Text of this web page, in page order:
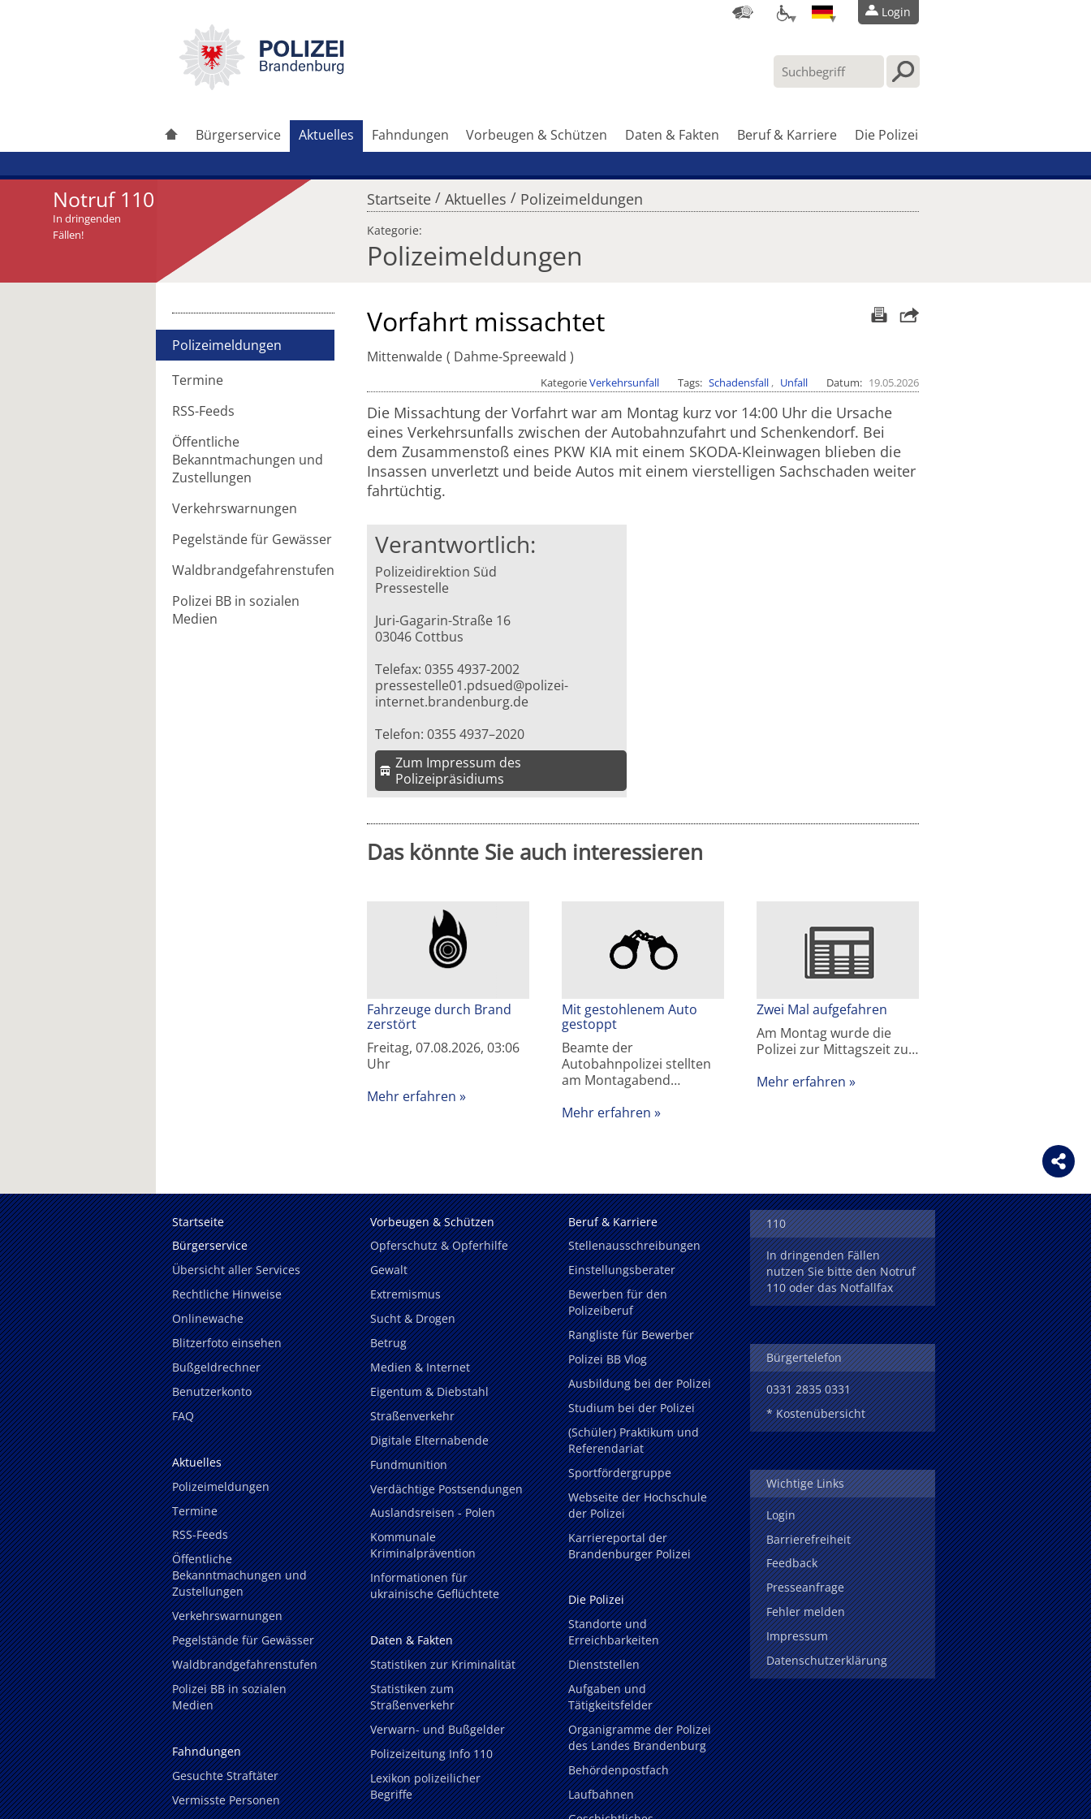
Login
Bürgerservice Aktuelles Fahndungen Vorbeugen & Schützen Daten & Fakten Beruf & Karriere Die Polizei
Notruf 110
In dringenden
Fällen!
Startseite / Aktuelles / Polizeimeldungen
Kategorie:
Polizeimeldungen
Polizeimeldungen
Termine
RSS-Feeds
Öffentliche
Bekanntmachungen und
Zustellungen
Verkehrswarnungen
Pegelstände für Gewässer
Waldbrandgefahrenstufen
Polizei BB in sozialen
Medien
Artikel weiterleiten Vorfahrt missachtet
Mittenwalde Dahme-Spreewald
KategorieVerkehrsunfall Tags Schadensfall Unfall Datum 19.05.2026
Die Missachtung der Vorfahrt war am Montag kurz vor 14:00 Uhr die Ursache
eines Verkehrsunfalls zwischen der Autobahnzufahrt und Schenkendorf. Bei
dem Zusammenstoß eines PKW KIA mit einem SKODA-Kleinwagen blieben die
Insassen unverletzt und beide Autos mit einem vierstelligen Sachschaden weiter
fahrtüchtig.
Verantwortlich:
Polizeidirektion Süd
Pressestelle
Juri-Gagarin-Straße 16
03046 Cottbus
Telefax: 0355 4937-2002
pressestelle01.pdsued@polizei-
internet.brandenburg.de
Telefon: 0355 4937–2020
Zum Impressum des
Polizeipräsidiums
Das könnte Sie auch interessieren
Fahrzeuge durch Brand
zerstört
Freitag, 07.08.2026, 03:06
Uhr
Mehr erfahren
Mit gestohlenem Auto
gestoppt
Beamte der
Autobahnpolizei stellten
am Montagabend…
Mehr erfahren
Zwei Mal aufgefahren
Am Montag wurde die
Polizei zur Mittagszeit zu…
Mehr erfahren
Startseite
Bürgerservice
Übersicht aller Services
Rechtliche Hinweise
Onlinewache
Blitzerfoto einsehen
Bußgeldrechner
Benutzerkonto
FAQ
Aktuelles
Polizeimeldungen
Termine
RSS-Feeds
Öffentliche
Bekanntmachungen und
Zustellungen
Verkehrswarnungen
Pegelstände für Gewässer
Waldbrandgefahrenstufen
Polizei BB in sozialen
Medien
Fahndungen
Gesuchte Straftäter
Vermisste Personen
Vorbeugen & Schützen
Opferschutz & Opferhilfe
Gewalt
Extremismus
Sucht & Drogen
Betrug
Medien & Internet
Eigentum & Diebstahl
Straßenverkehr
Digitale Elternabende
Fundmunition
Verdächtige Postsendungen
Auslandsreisen - Polen
Kommunale
Kriminalprävention
Informationen für
ukrainische Geflüchtete
Daten & Fakten
Statistiken zur Kriminalität
Statistiken zum
Straßenverkehr
Verwarn- und Bußgelder
Polizeizeitung Info 110
Lexikon polizeilicher
Begriffe
Beruf & Karriere
Stellenausschreibungen
Einstellungsberater
Bewerben für den
Polizeiberuf
Rangliste für Bewerber
Polizei BB Vlog
Ausbildung bei der Polizei
Studium bei der Polizei
(Schüler) Praktikum und
Referendariat
Sportfördergruppe
Webseite der Hochschule
der Polizei
Karriereportal der
Brandenburger Polizei
Die Polizei
Standorte und
Erreichbarkeiten
Dienststellen
Aufgaben und
Tätigkeitsfelder
Organigramme der Polizei
des Landes Brandenburg
Behördenpostfach
Laufbahnen
110
In dringenden Fällen
nutzen Sie bitte den Notruf
110 oder das Notfallfax
Bürgertelefon
0331 2835 0331
* Kostenübersicht
Wichtige Links
Login
Barrierefreiheit
Feedback
Presseanfrage
Fehler melden
Impressum
Datenschutzerklärung